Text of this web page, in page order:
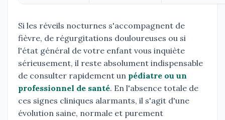
Si les réveils nocturnes s'accompagnent de
fièvre, de régurgitations douloureuses ou si
l'état général de votre enfant vous inquiète
sérieusement, il reste absolument indispensable
de consulter rapidement un pédiatre ou un
professionnel de santé. En l'absence totale de
ces signes cliniques alarmants, il s'agit d'une
évolution saine, normale et purement